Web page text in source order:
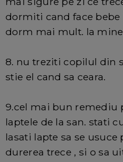
dormiti cand face
dorm mai mult. la mine
8. nu treziti copilul din
stie el cand sa ceara.
9.cel mai bun remediu
laptele de la san. stati
lasati lapte sa se
durerea trece , si o sa